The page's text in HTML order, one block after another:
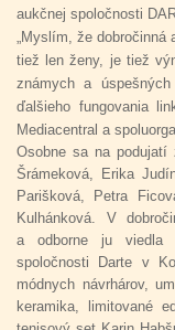
aukčnej spoločnosti
„Myslím, že dobročinná
tiež len ženy, je tiež
známych a
ďalšieho fungovania
Mediacentral a
Osobne sa na podujatí
Šrámeková, Erika
Parišková, Petra
Kulhánková. V
a odborne ju viedla
spoločnosti Darte v
módnych návrhárov,
keramika, limitované